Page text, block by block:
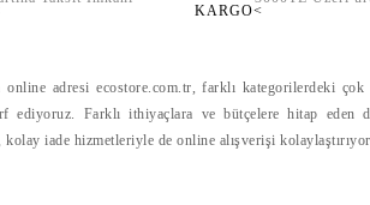
adresi ecostore.com.tr, farklı kategorilerdeki
Farklı ithiyaçlara ve bütçelere hitap eden
iade hizmetleriyle de online alışverişi